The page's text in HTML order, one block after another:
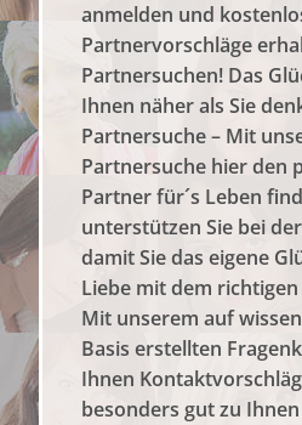
anmelden und
Partnervorschläge
Partnersuchen! Das
Ihnen näher als Sie
Partnersuche – Mit
Partnersuche hier den
Partner für´s Leben
unterstützen Sie bei
damit Sie das eigene
Liebe mit dem
Mit unserem auf
Basis erstellten
Ihnen
besonders gut zu